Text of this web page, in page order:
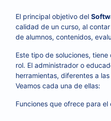
El principal objetivo del
calidad de un curso, al
de alumnos, contenidos,
Este tipo de soluciones,
rol. El administrador o
herramientas, diferentes a
Veamos cada una de ellas:
Funciones que ofrece para el